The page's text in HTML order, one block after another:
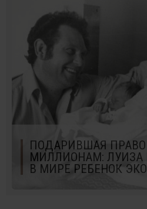
ПОДАРИВШАЯ
МИЛЛИОНАМ: ЛУИЗА
В МИРЕ РЕБЕНОК ЭКО